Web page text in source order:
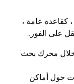
كقاعدة عامة ،
على الفور..
خلال محرك بحث
حول أماكن